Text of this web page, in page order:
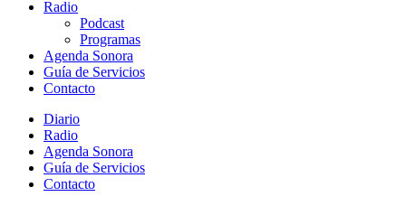
Radio
Podcast
Programas
Agenda Sonora
Guía de Servicios
Contacto
Diario
Radio
Agenda Sonora
Guía de Servicios
Contacto